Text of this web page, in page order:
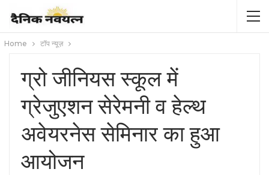
Home टॉप न्यूज़
ग्रो जीनियस स्कूल में
ग्रेजुएशन सेरेमनी व हेल्थ
अवेयरनेस सेमिनार का हुआ
आयोजन